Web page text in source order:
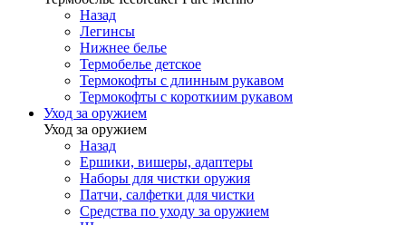
Назад
Легинсы
Нижнее белье
Термобелье детское
Термокофты с длинным рукавом
Термокофты с короткиим рукавом
Уход за оружием
Уход за оружием
Назад
Ершики, вишеры, адаптеры
Наборы для чистки оружия
Патчи, салфетки для чистки
Средства по уходу за оружием